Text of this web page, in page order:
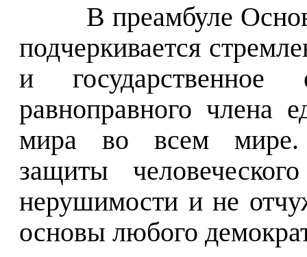
В преамбуле
подчеркивается
и
равноправного члена
мира во всем мире.
защиты
нерушимости и не
основы любого